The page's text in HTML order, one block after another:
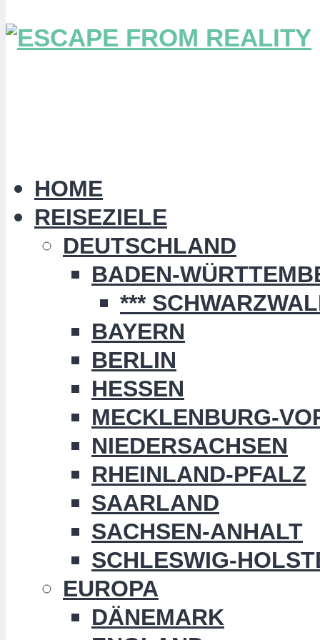
HOME
REISEZIELE
DEUTSCHLAND
BADEN-
***
BAYERN
BERLIN
HESSEN
MECKLENBURG-
NIEDERSACHSEN
RHEINLAND-PFALZ
SAARLAND
SACHSEN-ANHALT
SCHLESWIG-
EUROPA
DÄNEMARK